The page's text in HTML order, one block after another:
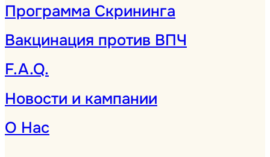
Программа Скрининга
Вакцинация против ВПЧ
F.A.Q.
Новости и кампании
О Нас